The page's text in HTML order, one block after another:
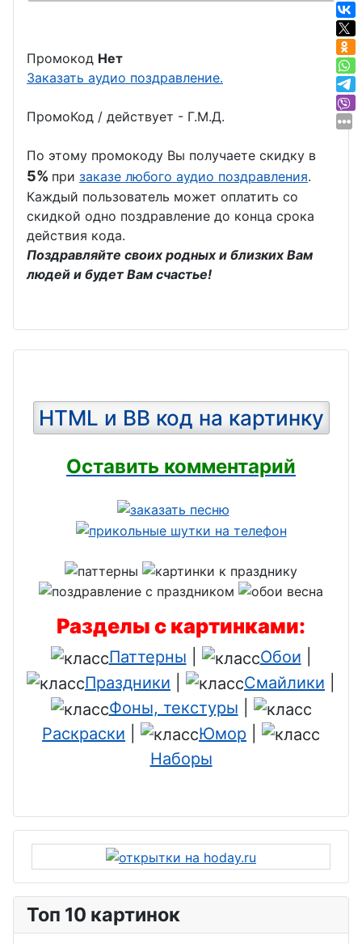
Промокод Нет
Заказать аудио поздравление.
ПромоКод / действует - Г.М.Д.
По этому промокоду Вы получаете скидку в
5% при заказе любого аудио поздравления.
Каждый пользователь может оплатить со
скидкой одно поздравление до конца срока
действия кода.
Поздравляйте своих родных и близких Вам
людей и будет Вам счастье!
HTML и BB код на картинку
Оставить комментарий
Разделы с картинками:
Паттерны Обои
Праздники
Смайлики
Фоны, текстуры
Раскраски
Юмор
Наборы
Топ 10 картинок